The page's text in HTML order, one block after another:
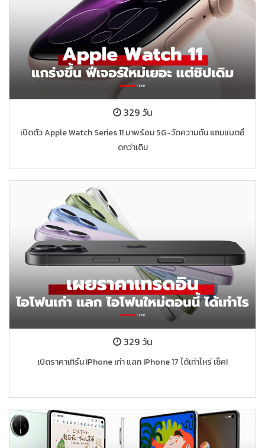
329 วัน
เปิดตัว Apple Watch Series 11 มาพร้อม 5G-วัดความดัน แถมแบตอึ
ดกว่าเดิม
329 วัน
เปิดราคาเทิร์น IPhone เก่า แลก IPhone 17 ได้เท่าไหร่ เช็ค!